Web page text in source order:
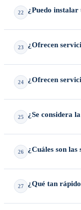
refrigeración con
22 ¿Puedo
instalación
23 ¿Ofrecen
y hospitalidad,
24 ¿Ofrecen
25 ¿Se considera
26 ¿Cuáles son las
bobinas del
27 ¿Qué tan